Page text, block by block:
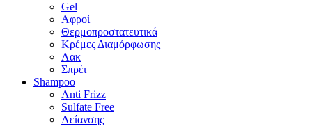
Gel
Αφροί
Θερμοπροστατευτικά
Κρέμες Διαμόρφωσης
Λακ
Σπρέι
Shampoo
Anti Frizz
Sulfate Free
Λείανσης